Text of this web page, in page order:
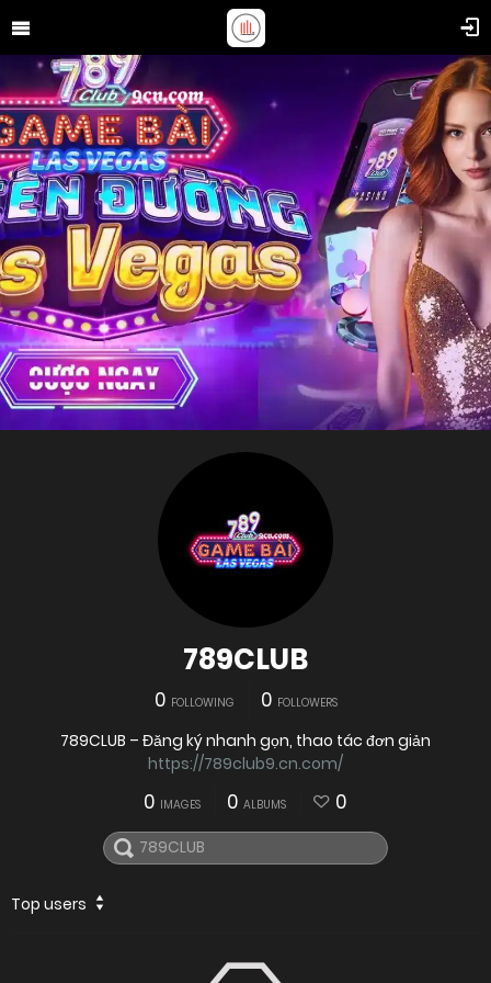
789CLUB
0 FOLLOWING 0 FOLLOWERS
789CLUB – Đăng ký nhanh gọn, thao tác đơn giản
https://789club9.cn.com/
0 IMAGES 0 ALBUMS 0
Top users